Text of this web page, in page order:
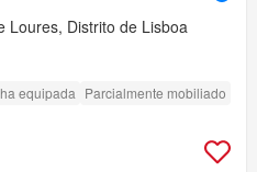
Loures, Distrito de Lisboa
equipada Parcialmente mobiliado